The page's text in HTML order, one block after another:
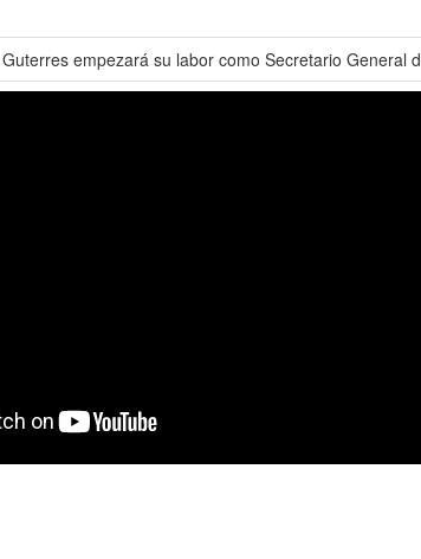
empezará su labor como Secretario General